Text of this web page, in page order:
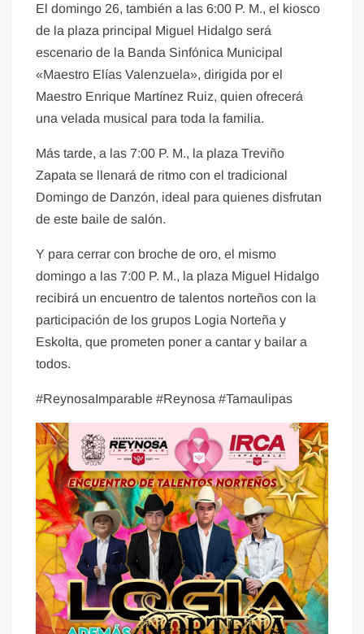
El domingo 26, también a las 6:00 P. M., el kiosco
de la plaza principal Miguel Hidalgo será
escenario de la Banda Sinfónica Municipal
«Maestro Elías Valenzuela», dirigida por el
Maestro Enrique Martínez Ruiz, quien ofrecerá
una velada musical para toda la familia.
Más tarde, a las 7:00 P. M., la plaza Treviño
Zapata se llenará de ritmo con el tradicional
Domingo de Danzón, ideal para quienes disfrutan
de este baile de salón.
Y para cerrar con broche de oro, el mismo
domingo a las 7:00 P. M., la plaza Miguel Hidalgo
recibirá un encuentro de talentos norteños con la
participación de los grupos Logia Norteña y
Eskolta, que prometen poner a cantar y bailar a
todos.
#ReynosaImparable #Reynosa #Tamaulipas